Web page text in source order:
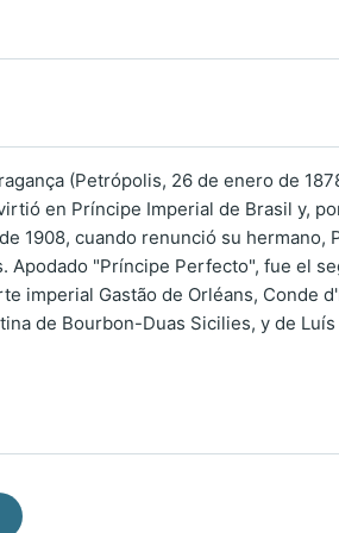
(Petrópolis, 26 de enero de
en Príncipe Imperial de Brasil y,
1908, cuando renunció su hermano,
Apodado "Príncipe Perfecto", fue el
imperial Gastão de Orléans, Conde
de Bourbon-Duas Sicilies, y de Luís